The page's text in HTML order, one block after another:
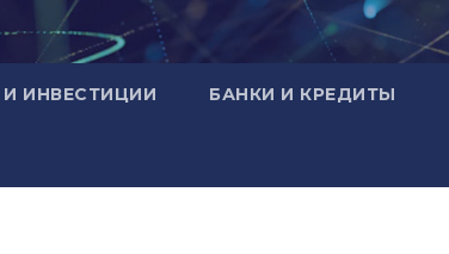
И ИНВЕСТИЦИИ БАНКИ И КРЕДИТЫ